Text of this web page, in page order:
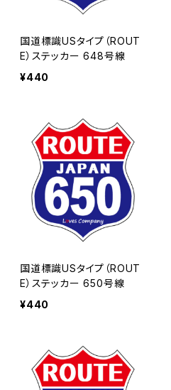
国道標識USタイプ（ROUT
E）ステッカー 648号線
¥440
国道標識USタイプ（ROUT
E）ステッカー 650号線
¥440